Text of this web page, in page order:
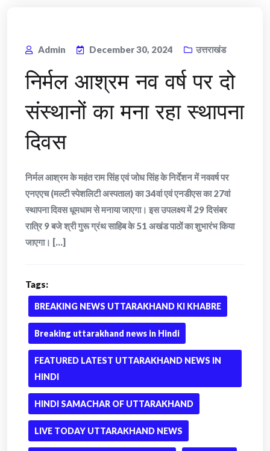
Admin December 30, 2024 उत्तराखंड
निर्मल आश्रम नव वर्ष पर दो
संस्थानों का मना रहा स्थापना
दिवस
निर्मल आश्रम के महंत राम सिंह एवं जोध सिंह के निर्देशन में नववर्ष पर
एनएएच (मल्टी स्पेशलिटी अस्पताल) का 34वां एवं एनडीएस का 27वां
स्थापना दिवस धूमधाम से मनाया जाएगा। इस उपलक्ष्य में 29 दिसंबर
रात्रि 9 बजे श्री गुरू ग्रंथ साहिब के 51 अखंड पाठों का शुभारंभ किया
जाएगा। [...]
Tags:
BREAKING NEWS UTTARAKHAND KI KHABRE
Breaking uttarakhand news in Hindi
FEATURED LATEST UTTARAKHAND NEWS IN
HINDI
HINDI SAMACHAR OF UTTARAKHAND
LIVE TODAY UTTARAKHAND NEWS